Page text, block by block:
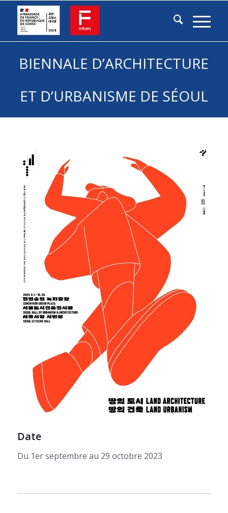
BIENNALE D’ARCHITECTURE
ET D’URBANISME DE SÉOUL
Date
Du 1er septembre au 29 octobre 2023